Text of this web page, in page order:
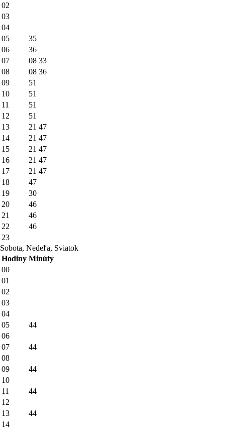
02
03
04
05
35
06
36
07
08 33
08
08 36
09
51
10
51
11
51
12
51
13
21 47
14
21 47
15
21 47
16
21 47
17
21 47
18
47
19
30
20
46
21
46
22
46
23
Sobota, Nedeľa, Sviatok
Hodiny Minúty
00
01
02
03
04
05
44
06
07
44
08
09
44
10
11
44
12
13
44
14